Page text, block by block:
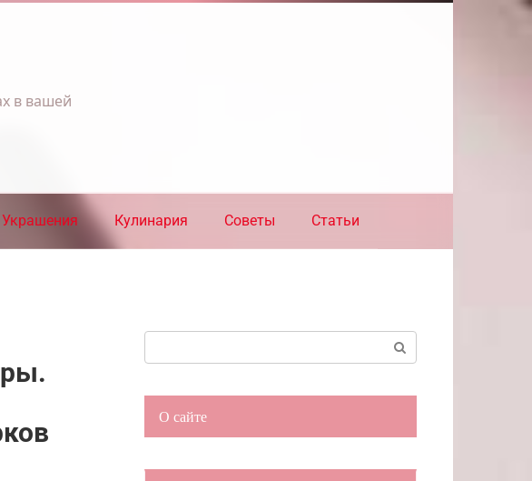
в вашей
Украшения Кулинария Советы Статьи
О сайте